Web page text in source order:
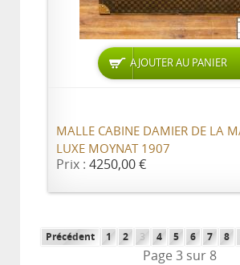
AJOUTER AU PANIER
MALLE CABINE DAMIER DE LA
LUXE MOYNAT 1907
Prix : 4250,00 €
Précédent 1 2 3 4 5 6 7 8
Page 3 sur 8